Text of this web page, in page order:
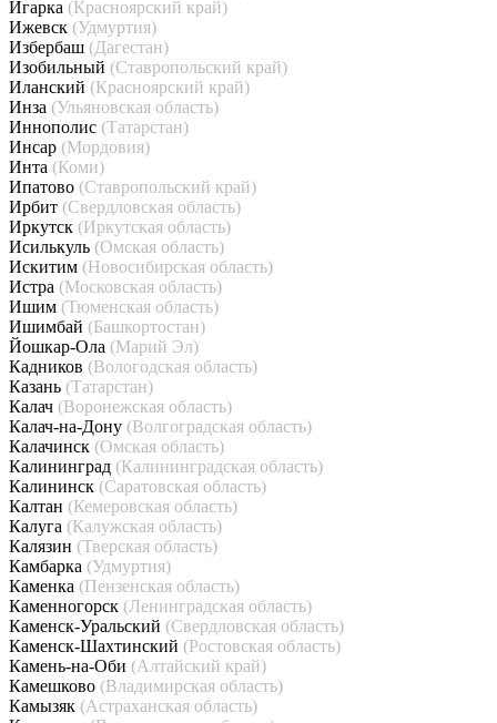
Игарка (Красноярский край)
Ижевск (Удмуртия)
Избербаш (Дагестан)
Изобильный (Ставропольский край)
Иланский (Красноярский край)
Инза (Ульяновская область)
Иннополис (Татарстан)
Инсар (Мордовия)
Инта (Коми)
Ипатово (Ставропольский край)
Ирбит (Свердловская область)
Иркутск (Иркутская область)
Исилькуль (Омская область)
Искитим (Новосибирская область)
Истра (Московская область)
Ишим (Тюменская область)
Ишимбай (Башкортостан)
Йошкар-Ола (Марий Эл)
Кадников (Вологодская область)
Казань (Татарстан)
Калач (Воронежская область)
Калач-на-Дону (Волгоградская область)
Калачинск (Омская область)
Калининград (Калининградская область)
Калининск (Саратовская область)
Калтан (Кемеровская область)
Калуга (Калужская область)
Калязин (Тверская область)
Камбарка (Удмуртия)
Каменка (Пензенская область)
Каменногорск (Ленинградская область)
Каменск-Уральский (Свердловская область)
Каменск-Шахтинский (Ростовская область)
Камень-на-Оби (Алтайский край)
Камешково (Владимирская область)
Камызяк (Астраханская область)